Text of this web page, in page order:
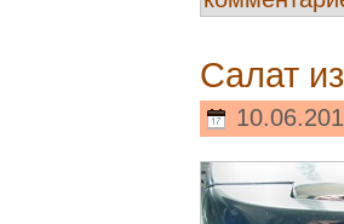
Салат